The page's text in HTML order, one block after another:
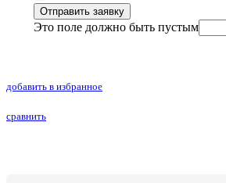
Отправить заявку
Это поле должно быть пустым
добавить в избранное
сравнить